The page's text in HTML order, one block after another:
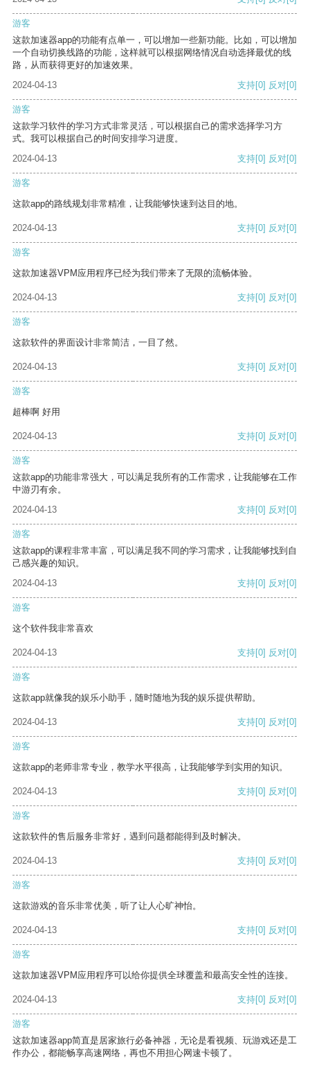
游客
这款加速器app的功能有点单一，可以增加一些新功能。比如，可以增加
一个自动切换线路的功能，这样就可以根据网络情况自动选择最优的线
路，从而获得更好的加速效果。
2024-04-13
支持[0] 反对[0]
游客
这款学习软件的学习方式非常灵活，可以根据自己的需求选择学习方
式。我可以根据自己的时间安排学习进度。
2024-04-13
支持[0] 反对[0]
游客
这款app的路线规划非常精准，让我能够快速到达目的地。
2024-04-13 支持[0] 反对[0]
游客
这款加速器VPM应用程序已经为我们带来了无限的流畅体验。
2024-04-13 支持[0] 反对[0]
游客
这款软件的界面设计非常简洁，一目了然。
2024-04-13 支持[0] 反对[0]
游客
超棒啊 好用
2024-04-13 支持[0] 反对[0]
游客
这款app的功能非常强大，可以满足我所有的工作需求，让我能够在工作
中游刃有余。
2024-04-13
支持[0] 反对[0]
游客
这款app的课程非常丰富，可以满足我不同的学习需求，让我能够找到自
己感兴趣的知识。
2024-04-13
支持[0] 反对[0]
游客
这个软件我非常喜欢
2024-04-13 支持[0] 反对[0]
游客
这款app就像我的娱乐小助手，随时随地为我的娱乐提供帮助。
2024-04-13 支持[0] 反对[0]
游客
这款app的老师非常专业，教学水平很高，让我能够学到实用的知识。
2024-04-13 支持[0] 反对[0]
游客
这款软件的售后服务非常好，遇到问题都能得到及时解决。
2024-04-13 支持[0] 反对[0]
游客
这款游戏的音乐非常优美，听了让人心旷神怡。
2024-04-13 支持[0] 反对[0]
游客
这款加速器VPM应用程序可以给你提供全球覆盖和最高安全性的连接。
2024-04-13 支持[0] 反对[0]
游客
这款加速器app简直是居家旅行必备神器，无论是看视频、玩游戏还是工
作办公，都能畅享高速网络，再也不用担心网速卡顿了。